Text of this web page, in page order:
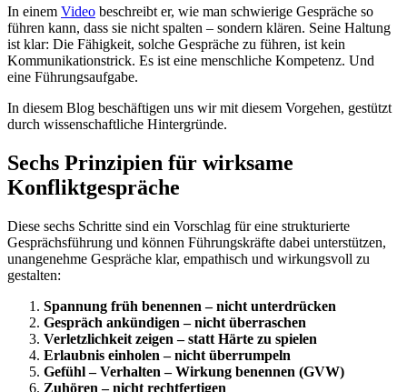
In einem Video beschreibt er, wie man schwierige Gespräche so
führen kann, dass sie nicht spalten – sondern klären. Seine Haltung
ist klar: Die Fähigkeit, solche Gespräche zu führen, ist kein
Kommunikationstrick. Es ist eine menschliche Kompetenz. Und
eine Führungsaufgabe.
In diesem Blog beschäftigen uns wir mit diesem Vorgehen, gestützt
durch wissenschaftliche Hintergründe.
Sechs Prinzipien für wirksame
Konfliktgespräche
Diese sechs Schritte sind ein Vorschlag für eine strukturierte
Gesprächsführung und können Führungskräfte dabei unterstützen,
unangenehme Gespräche klar, empathisch und wirkungsvoll zu
gestalten:
Spannung früh benennen – nicht unterdrücken
Gespräch ankündigen – nicht überraschen
Verletzlichkeit zeigen – statt Härte zu spielen
Erlaubnis einholen – nicht überrumpeln
Gefühl – Verhalten – Wirkung benennen (GVW)
Zuhören – nicht rechtfertigen